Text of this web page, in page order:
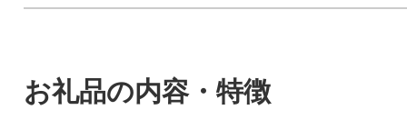
お礼品の内容・特徴